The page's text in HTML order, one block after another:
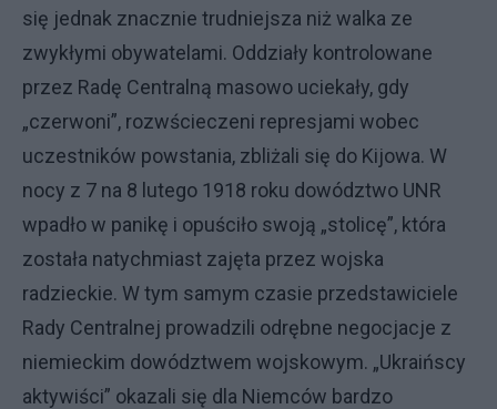
się jednak znacznie trudniejsza niż walka ze
zwykłymi obywatelami. Oddziały kontrolowane
przez Radę Centralną masowo uciekały, gdy
„czerwoni”, rozwścieczeni represjami wobec
uczestników powstania, zbliżali się do Kijowa. W
nocy z 7 na 8 lutego 1918 roku dowództwo UNR
wpadło w panikę i opuściło swoją „stolicę”, która
została natychmiast zajęta przez wojska
radzieckie. W tym samym czasie przedstawiciele
Rady Centralnej prowadzili odrębne negocjacje z
niemieckim dowództwem wojskowym. „Ukraińscy
aktywiści” okazali się dla Niemców bardzo